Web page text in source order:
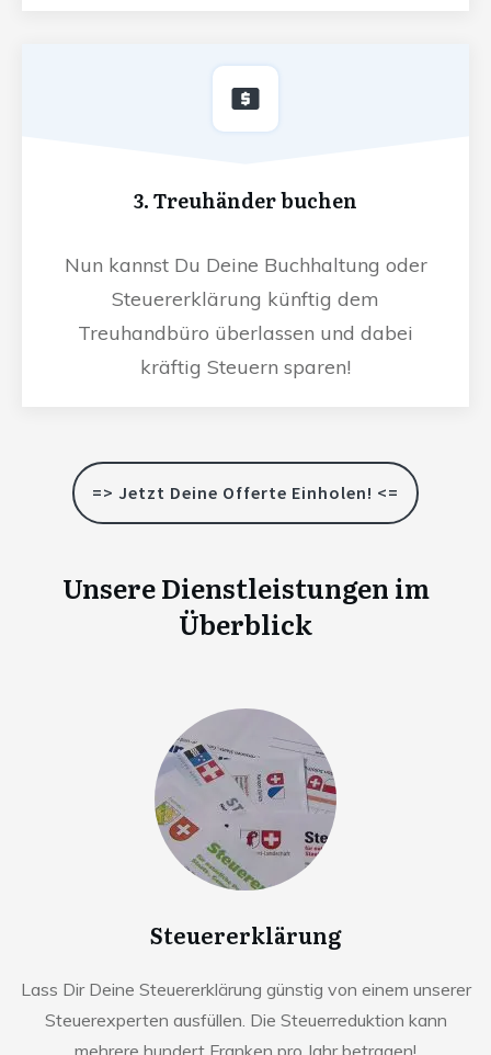
3. Treuhänder buchen
Nun kannst Du Deine Buchhaltung oder
Steuererklärung künftig dem
Treuhandbüro überlassen und dabei
kräftig Steuern sparen!
=> Jetzt Deine Offerte Einholen! <=
Unsere Dienstleistungen im
Überblick
Steuererklärung
Lass Dir Deine Steuererklärung günstig von einem unserer
Steuerexperten ausfüllen. Die Steuerreduktion kann
mehrere hundert Franken pro Jahr betragen!